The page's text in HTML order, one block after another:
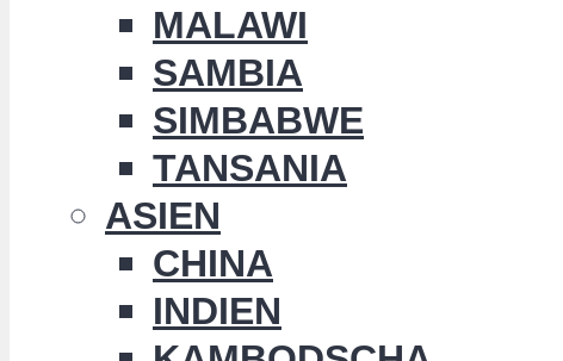
MALAWI
SAMBIA
SIMBABWE
TANSANIA
ASIEN
CHINA
INDIEN